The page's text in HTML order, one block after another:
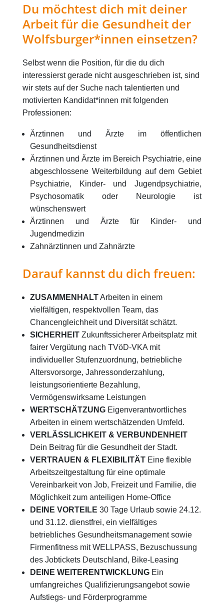
Du möchtest dich mit deiner
Arbeit für die Gesundheit der
Wolfsburger*innen einsetzen?
Selbst wenn die Position, für die du dich
interessierst gerade nicht ausgeschrieben ist, sind
wir stets auf der Suche nach talentierten und
motivierten Kandidat*innen mit folgenden
Professionen:
Ärztinnen und Ärzte im öffentlichen
Gesundheitsdienst
Ärztinnen und Ärzte im Bereich Psychiatrie, eine
abgeschlossene Weiterbildung auf dem Gebiet
Psychiatrie, Kinder- und Jugendpsychiatrie,
Psychosomatik oder Neurologie ist
wünschenswert
Ärztinnen und Ärzte für Kinder- und
Jugendmedizin
Zahnärztinnen und Zahnärzte
Darauf kannst du dich freuen:
ZUSAMMENHALTArbeiten in einem
vielfältigen, respektvollen Team, das
Chancengleichheit und Diversität schätzt.
SICHERHEIT Zukunftssicherer Arbeitsplatz mit
fairer Vergütung nach TVöD-VKA mit
individueller Stufenzuordnung, betriebliche
Altersvorsorge, Jahressonderzahlung,
leistungsorientierte Bezahlung,
Vermögenswirksame Leistungen
WERTSCHÄTZUNG Eigenverantwortliches
Arbeiten in einem wertschätzenden Umfeld.
VERLÄSSLICHKEIT & VERBUNDENHEIT
Dein Beitrag für die Gesundheit der Stadt.
VERTRAUEN & FLEXIBILITÄT Eine flexible
Arbeitszeitgestaltung für eine optimale
Vereinbarkeit von Job, Freizeit und Familie, die
Möglichkeit zum anteiligen Home-Office
DEINE VORTEILE 30 Tage Urlaub sowie 24.12.
und 31.12. dienstfrei, ein vielfältiges
betriebliches Gesundheitsmanagement sowie
Firmenfitness mit WELLPASS, Bezuschussung
des Jobtickets Deutschland, Bike-Leasing
DEINE WEITERENTWICKLUNG Ein
umfangreiches Qualifizierungsangebot sowie
Aufstiegs- und Förderprogramme